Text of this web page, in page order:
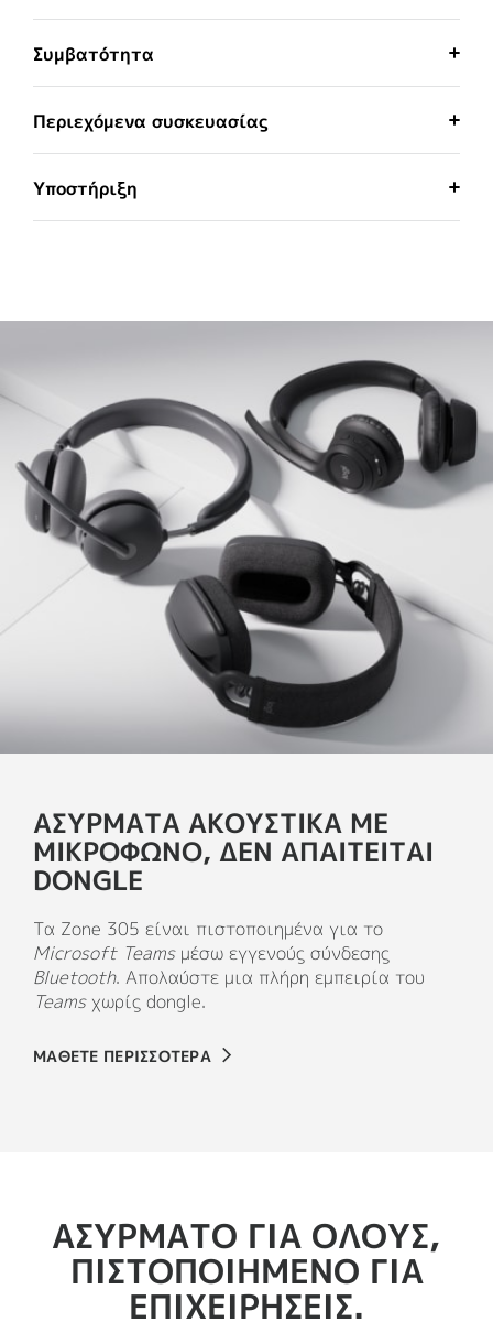
Συμβατότητα
Περιεχόμενα συσκευασίας
Υποστήριξη
ΑΣΥΡΜΑΤΑ ΑΚΟΥΣΤΙΚΑ ΜΕ
ΜΙΚΡΟΦΩΝΟ, ΔΕΝ ΑΠΑΙΤΕΙΤΑΙ
DONGLE
Τα Zone 305 είναι πιστοποιημένα για το
Microsoft Teamsμέσω εγγενούς σύνδεσης
Bluetooth. Απολαύστε μια πλήρη εμπειρία του
Teamsχωρίς dongle.
ΜΑΘΕΤΕ ΠΕΡΙΣΣΟΤΕΡΑ
ΑΣΎΡΜΑΤΟ ΓΙΑ ΌΛΟΥΣ,
ΠΙΣΤΟΠΟΙΗΜΈΝΟ ΓΙΑ
ΕΠΙΧΕΙΡΉΣΕΙΣ.